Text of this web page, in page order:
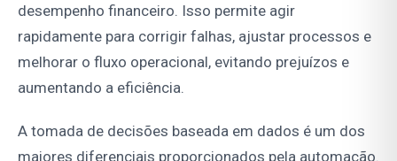
desempenho financeiro. Isso permite agir
rapidamente para corrigir falhas, ajustar processos e
melhorar o fluxo operacional, evitando prejuízos e
aumentando a eficiência.
A tomada de decisões baseada em dados é um dos
maiores diferenciais proporcionados pela automação.